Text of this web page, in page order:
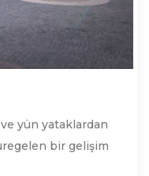
yün yataklardan
bir gelişim